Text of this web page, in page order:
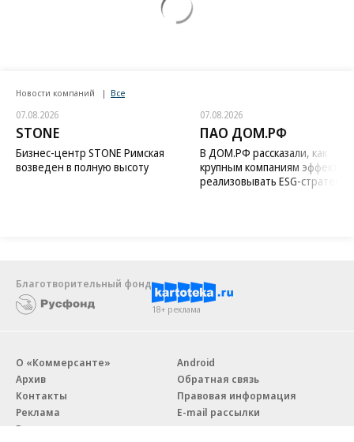
Новости компаний Все
07.08.2026
STONE
Бизнес-центр STONE Римская
возведен в полную высоту
07.08.2026
ПАО ДОМ.РФ
В ДОМ.РФ рассказали, как
крупным компаниям
реализовывать ESG-стратегию
Благотворительный фонд
18+ реклама
О «Коммерсанте»
Архив
Контакты
Реклама
Вакансии
Android
Обратная связь
Правовая информация
E-mail рассылки